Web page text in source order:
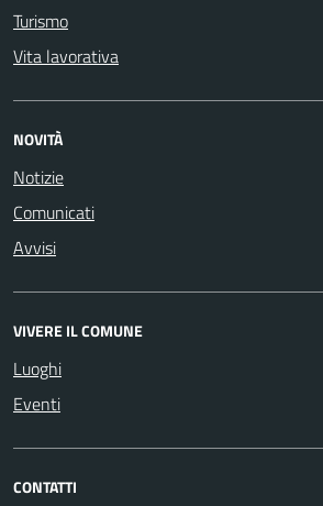
Turismo
Vita lavorativa
NOVITÀ
Notizie
Comunicati
Avvisi
VIVERE IL COMUNE
Luoghi
Eventi
CONTATTI